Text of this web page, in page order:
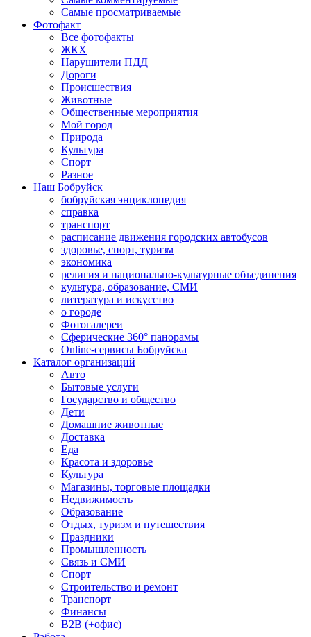
Самые просматриваемые
Фотофакт
Все фотофакты
ЖКХ
Нарушители ПДД
Дороги
Происшествия
Животные
Общественные мероприятия
Мой город
Природа
Культура
Спорт
Разное
Наш Бобруйск
бобруйская энциклопедия
справка
транспорт
расписание движения городских автобусов
здоровье, спорт, туризм
экономика
религия и национально-культурные объединения
культура, образование, СМИ
литература и искусство
о городе
Фотогалереи
Сферические 360° панорамы
Online-сервисы Бобруйска
Каталог организаций
Авто
Бытовые услуги
Государство и общество
Дети
Домашние животные
Доставка
Еда
Красота и здоровье
Культура
Магазины, торговые площадки
Недвижимость
Образование
Отдых, туризм и путешествия
Праздники
Промышленность
Связь и СМИ
Спорт
Строительство и ремонт
Транспорт
Финансы
B2B (+офис)